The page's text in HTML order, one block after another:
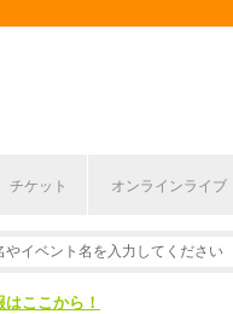
チケット オンラインライブ
年上半期編発表！
はここから！